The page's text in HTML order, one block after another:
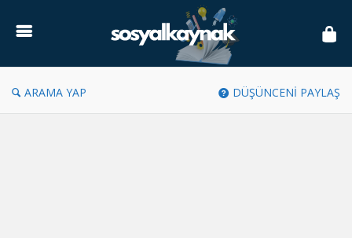
Kaynak
ARAMA YAP DÜŞÜNCENİ PAYLAŞ